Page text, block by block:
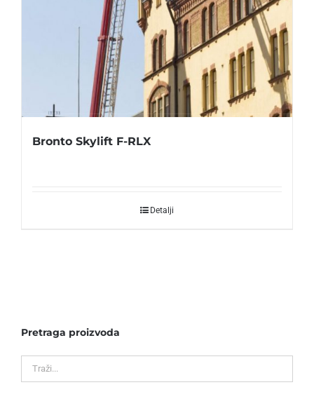
Bronto Skylift F-RLX
Detalji
Pretraga proizvoda